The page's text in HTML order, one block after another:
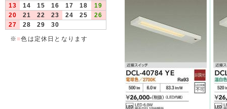
13
14 15 16 17 18
19
20
21 22 23 24 25
26
27
28 29
30
※ ■色は定休日となります